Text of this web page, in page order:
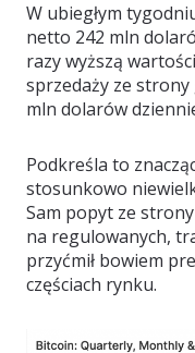
W ubiegłym
netto 242 mln
razy wyższą
sprzedaży ze
mln dolarów
Podkreśla to
stosunkowo
Sam popyt ze
na regulowanych,
przyćmił bowiem
częściach rynku.